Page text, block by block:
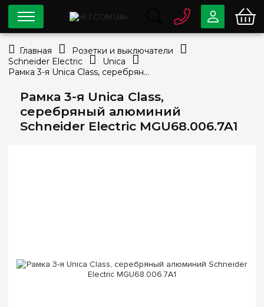
Рамка 3-я Unica Class,
серебряный алюминий
Schneider Electric MGU68.006.7A1
0 80033-63-07
info@e7.com.ua
Viber Telegram
Главная
Розетки и выключатели
Schneider Electric
Unica
Рамка 3-я Unica Class, серебряный алюминий Schneider Electric MGU68.006.7A1